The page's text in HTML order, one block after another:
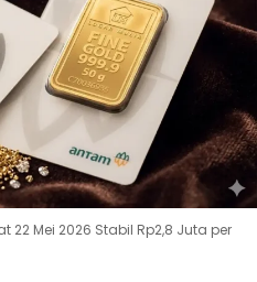
22 Mei 2026 Stabil Rp2,8 Juta per